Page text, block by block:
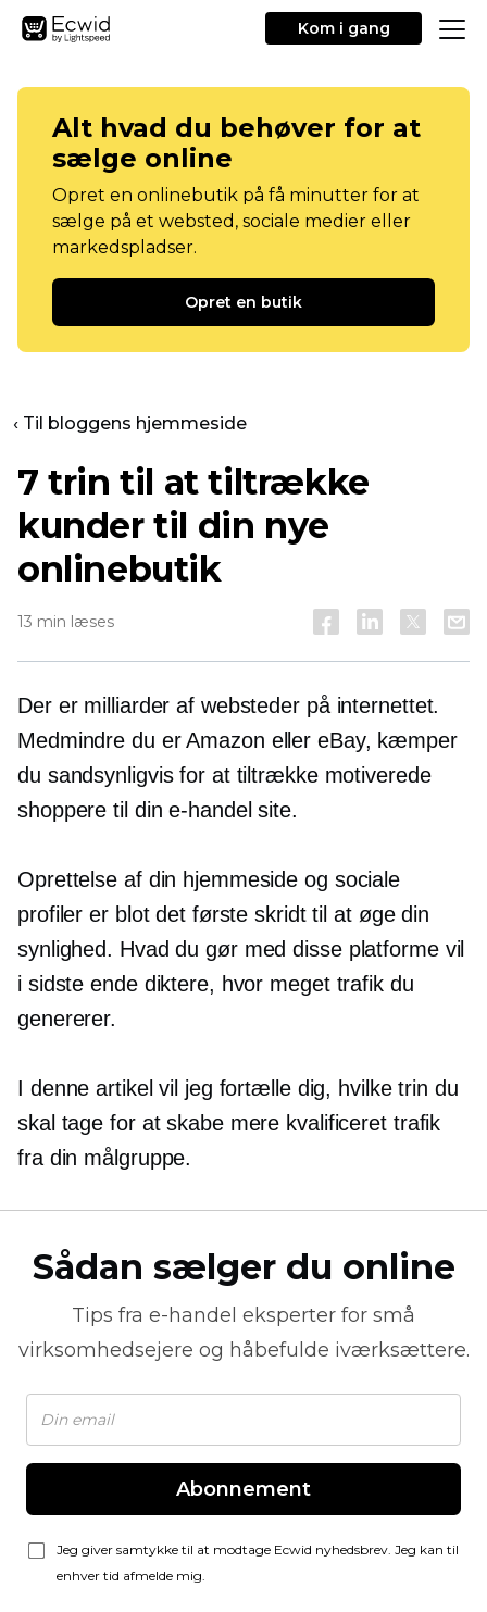
Kom i gang
Alt hvad du behøver for at
sælge online
Opret en onlinebutik på få minutter for at
sælge på et websted, sociale medier eller
markedspladser.
Opret en butik
‹ Til bloggens hjemmeside
7 trin til at tiltrække
kunder til din nye
onlinebutik
13 min læses
Der er milliarder af websteder på internettet.
Medmindre du er Amazon eller eBay, kæmper
du sandsynligvis for at tiltrække motiverede
shoppere til dine-handel site.
Oprettelse af din hjemmeside og sociale
profiler er blot det første skridt til at øge din
synlighed. Hvad du gør med disse platforme vil
i sidste ende diktere, hvor meget trafik du
genererer.
I denne artikel vil jeg fortælle dig, hvilke trin du
skal tage for at skabe mere kvalificeret trafik
fra din målgruppe.
Sådan sælger du online
Tips fra e-handel eksperter for små
virksomhedsejere og håbefulde iværksættere.
Abonnement
Jeg giver samtykke til at modtage Ecwid nyhedsbrev. Jeg kan til
enhver tid afmelde mig.